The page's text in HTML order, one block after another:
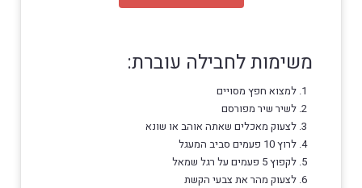
משימות לחבילה עוברת:
למצוא חפץ מסויים
לשיר שיר מפורסם
לצעוק מאכלים שאתה אוהב או שונא
לרוץ 10 פעמים סביב המעגל
לקפוץ 5 פעמים על רגל שמאל
לצעוק מהר את צבעי הקשת